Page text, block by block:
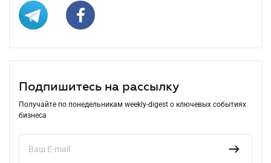
Подпишитесь на рассылку
Получайте по понедельникам weekly-digest о ключевых событиях
бизнеса